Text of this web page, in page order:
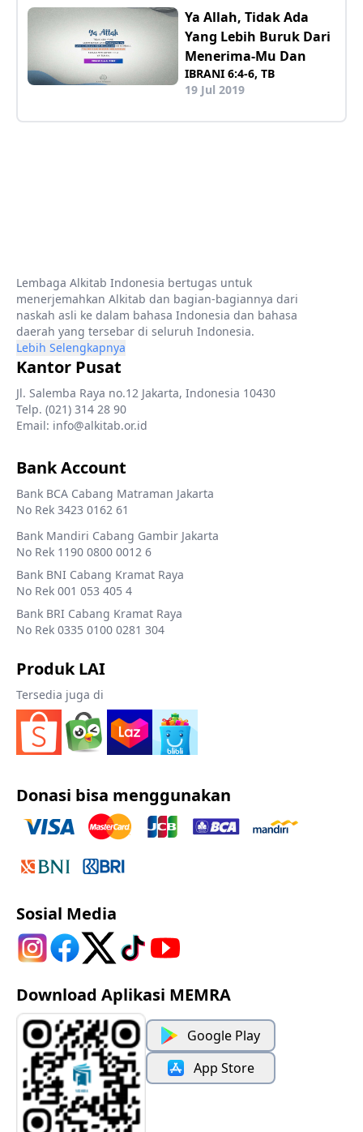
Ya Allah, Tidak Ada
Yang Lebih Buruk Dari
Menerima-Mu Dan
IBRANI 6:4-6, TB
19 Jul 2019
Lembaga Alkitab Indonesia bertugas untuk
menerjemahkan Alkitab dan bagian-bagiannya dari
naskah asli ke dalam bahasa Indonesia dan bahasa
daerah yang tersebar di seluruh Indonesia.
Lebih Selengkapnya
Kantor Pusat
Jl. Salemba Raya no.12 Jakarta, Indonesia 10430
Telp. (021) 314 28 90
Email: info@alkitab.or.id
Bank Account
Bank BCA Cabang Matraman Jakarta
No Rek 3423 0162 61
Bank Mandiri Cabang Gambir Jakarta
No Rek 1190 0800 0012 6
Bank BNI Cabang Kramat Raya
No Rek 001 053 405 4
Bank BRI Cabang Kramat Raya
No Rek 0335 0100 0281 304
Produk LAI
Tersedia juga di
Donasi bisa menggunakan
Sosial Media
Download Aplikasi MEMRA
Google Play
App Store